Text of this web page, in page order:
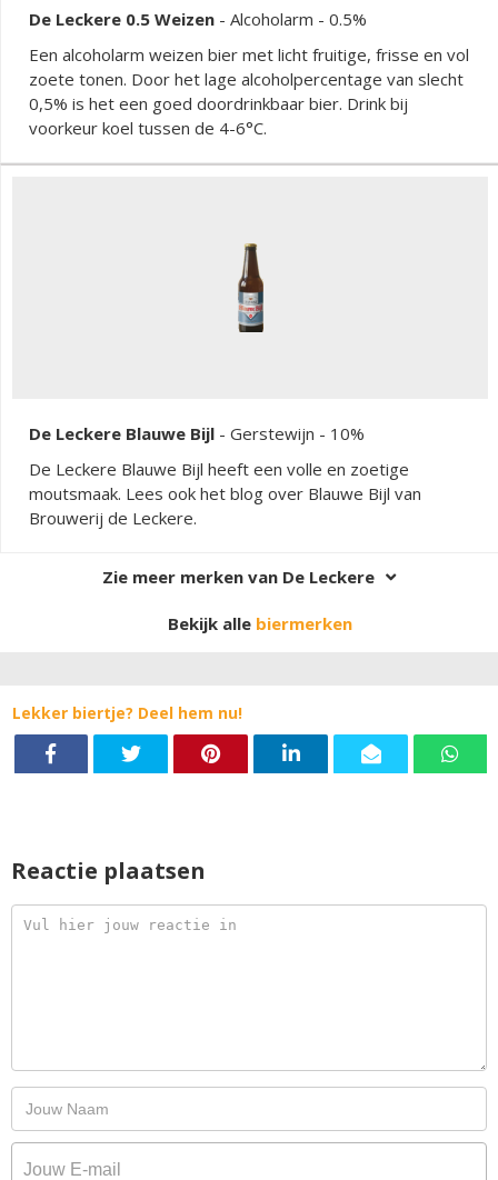
De Leckere 0.5 Weizen - Alcoholarm - 0.5%
Een alcoholarm weizen bier met licht fruitige, frisse en vol
zoete tonen. Door het lage alcoholpercentage van slecht
0,5% is het een goed doordrinkbaar bier. Drink bij
voorkeur koel tussen de 4-6°C.
De Leckere Blauwe Bijl - Gerstewijn - 10%
De Leckere Blauwe Bijl heeft een volle en zoetige
moutsmaak. Lees ook het blog over Blauwe Bijl van
Brouwerij de Leckere.
Zie meer merken van De Leckere
Bekijk alle biermerken
Lekker biertje? Deel hem nu!
Reactie plaatsen